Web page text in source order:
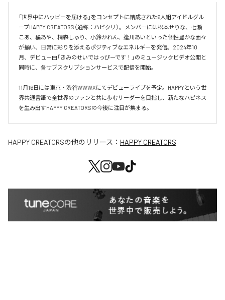
「世界中にハッピーを届ける」をコンセプトに結成された6人組アイドルグル
ープHAPPY CREATORS（通称：ハピクリ）。メンバーには松本せりな、七瀬
こあ、橘あや、楠森しゅり、小鈴かれん、逢川あいといった個性豊かな面々
が揃い、日常に彩りを添えるポジティブなエネルギーを発信。2024年10
月、デビュー曲「きみのせいではっぴーです！」のミュージックビデオ公開と
同時に、各サブスクリプションサービスで配信を開始。
11月16日には東京・渋谷WWWXにてデビューライブを予定。HAPPYという世
界共通言語で全世界のファンと共に歩むリーダーを目指し、新たなハピネス
を生み出すHAPPY CREATORSの今後に注目が集まる。
HAPPY CREATORSの他のリリース： HAPPY CREATORS